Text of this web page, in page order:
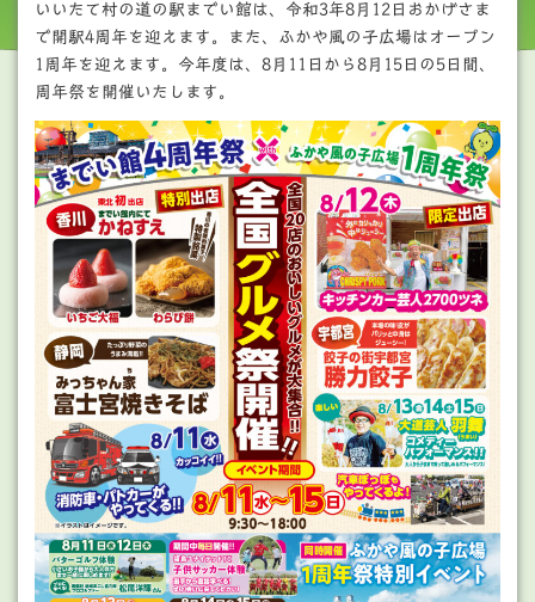
いいたて村の道の駅までい館は、令和3年8月12日おかげさま
で開駅4周年を迎えます。また、ふかや風の子広場はオープン
1周年を迎えます。今年度は、8月11日から8月15日の5日間、
周年祭を開催いたします。